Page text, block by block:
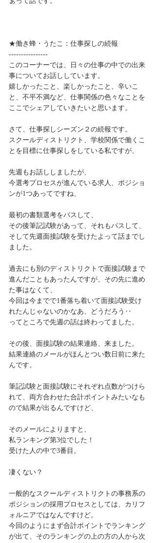
★働き蜂・うたこ：仕事探しの続報
----------------
このコーナーでは、日々の仕事の中での出来
事についてお話ししています。
嬉しかったこと、楽しかったこと、辛いこ
と、不平不満など、仕事関係の色々なことを
ここでシェアしていきたいと思います。
さて、仕事探しシーズン２の続報です。
スクールディストリクト、学校関係で働くこ
とを目標に仕事探しをしている私ですが、
先週もお話ししましたが、
今選考プロセスが進んでいる求人、ポジショ
ンが1つあってですね、
最初の書類選考をパスして、
その後筆記試験があって、それもパスして、
そして先週面接試験を受けたよって話までし
ました。
過去にも別のディストリクトで面接試験まで
進んだこともあったんですが、その先に進め
た事はなくて、
今回は今までで1番落ち着いて面接試験受け
れたんじゃないのかなあ、どうだろう‥
ってところで先週の話は終わってました。
その後、面接試験の結果連絡、来ました。
結果連絡のメールがほんとつい数日前に来た
んです。
筆記試験と面接試験にそれぞれ点数がつけら
れて、両方合わせた合計ポイントみたいなも
ので結果が出るんですけど、
そのメールによりますと、
私ランキング第3位でした！
受けた人の中で3番目。
凄くない？
一般的なスクールディストリクトの事務系の
ポジションの採用プロセスとしては、カリフ
ォルニアではなんですけど。
今回のようにまず合計ポイントでランキング
が出て、そのランキングの上の方の人から次